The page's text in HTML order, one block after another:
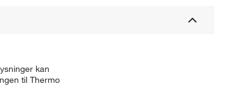
kan
til Thermo